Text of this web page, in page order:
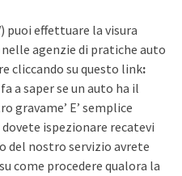
puoi effettuare la visura
agenzie di pratiche auto
cliccando su questo link:
a saper se un auto ha il
gravame’ E’ semplice
ispezionare recatevi
del nostro servizio avrete
come procedere qualora la